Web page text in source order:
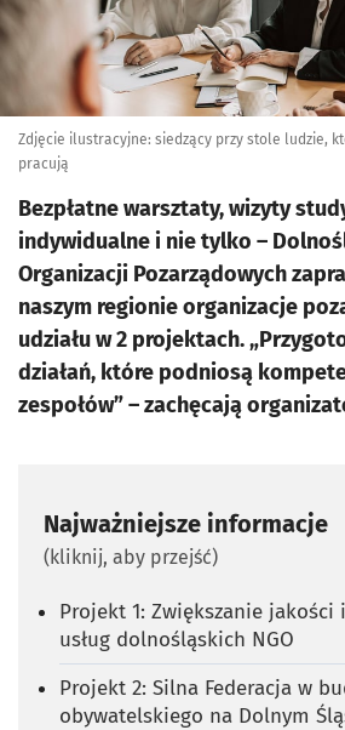
Zdjęcie ilustracyjne: siedzący przy stole ludzie,
pracują
Bezpłatne warsztaty, wizyty
indywidualne i nie tylko –
Organizacji Pozarządowych
naszym regionie organizacje
udziału w 2 projektach.
działań, które podniosą
zespołów” – zachęcają
Najważniejsze informacje
(kliknij, aby przejść)
Projekt 1: Zwiększanie jakości
usług dolnośląskich NGO
Projekt 2: Silna Federacja w
obywatelskiego na Dolnym